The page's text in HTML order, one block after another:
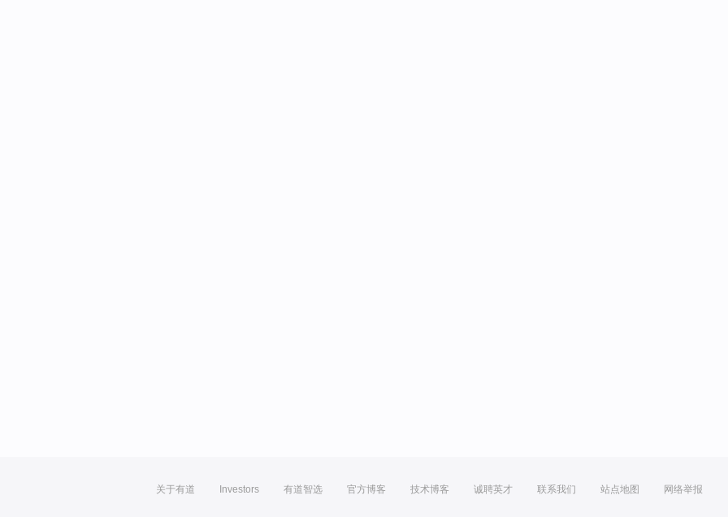
关于有道 Investors 有道智选 官方博客 技术博客 诚聘英才 联系我们 站点地图 网络举报